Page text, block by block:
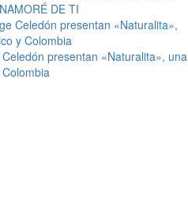
DE TI
presentan «Naturalita», una